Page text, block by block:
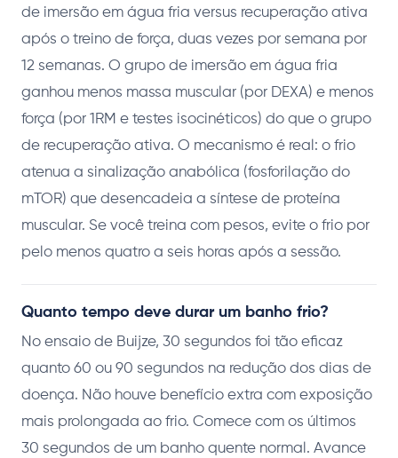
de imersão em água fria versus recuperação ativa
após o treino de força, duas vezes por semana por
12 semanas. O grupo de imersão em água fria
ganhou menos massa muscular (por DEXA) e menos
força (por 1RM e testes isocinéticos) do que o grupo
de recuperação ativa. O mecanismo é real: o frio
atenua a sinalização anabólica (fosforilação do
mTOR) que desencadeia a síntese de proteína
muscular. Se você treina com pesos, evite o frio por
pelo menos quatro a seis horas após a sessão.
Quanto tempo deve durar um banho frio?
No ensaio de Buijze, 30 segundos foi tão eficaz
quanto 60 ou 90 segundos na redução dos dias de
doença. Não houve benefício extra com exposição
mais prolongada ao frio. Comece com os últimos
30 segundos de um banho quente normal. Avance